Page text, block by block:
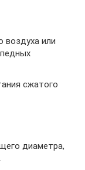
воздуха или
сжатого
диаметра,